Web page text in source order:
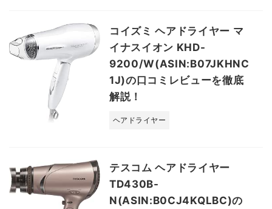
コイズミ ヘアドライヤー マ
イナスイオン KHD-
9200/W(ASIN:B07JKHNC
1J)の口コミレビューを徹底
解説！
ヘアドライヤー
テスコム ヘアドライヤー
TD430B-
N(ASIN:B0CJ4KQLBC)の